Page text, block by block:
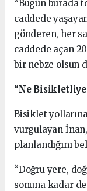
“Bugün burada
caddede
gönderen, her
caddede açan
bir nebze olsun
“Ne Bisikletliye
Bisiklet
vurgulayan
planlandığını
“Doğru yere,
sonuna kadar